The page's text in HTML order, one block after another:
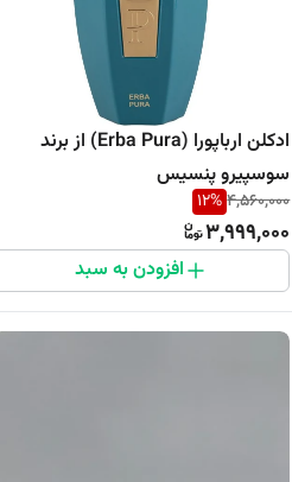
ادکلن ارباپورا (Erba Pura) از برند
سوسپیرو پنسیس
4,560,000
12%
3,999,000
افزودن به سبد